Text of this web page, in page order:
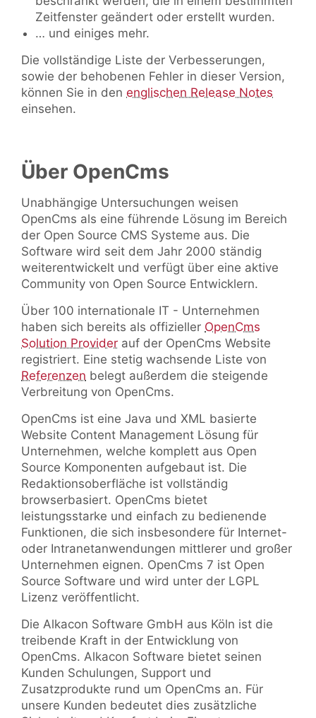
Zeitfenster geändert oder erstellt wurden.
… und einiges mehr.
Die vollständige Liste der Verbesserungen,
sowie der behobenen Fehler in dieser Version,
können Sie in den englischen Release Notes
einsehen.
Über OpenCms
Unabhängige Untersuchungen weisen
OpenCms als eine führende Lösung im Bereich
der Open Source CMS Systeme aus. Die
Software wird seit dem Jahr 2000 ständig
weiterentwickelt und verfügt über eine aktive
Community von Open Source Entwicklern.
Über 100 internationale IT - Unternehmen
haben sich bereits als offizieller OpenCms
Solution Provider auf der OpenCms Website
registriert. Eine stetig wachsende Liste von
Referenzen belegt außerdem die steigende
Verbreitung von OpenCms.
OpenCms ist eine Java und XML basierte
Website Content Management Lösung für
Unternehmen, welche komplett aus Open
Source Komponenten aufgebaut ist. Die
Redaktionsoberfläche ist vollständig
browserbasiert. OpenCms bietet
leistungsstarke und einfach zu bedienende
Funktionen, die sich insbesondere für Internet-
oder Intranetanwendungen mittlerer und großer
Unternehmen eignen. OpenCms 7 ist Open
Source Software und wird unter der LGPL
Lizenz veröffentlicht.
Die Alkacon Software GmbH aus Köln ist die
treibende Kraft in der Entwicklung von
OpenCms. Alkacon Software bietet seinen
Kunden Schulungen, Support und
Zusatzprodukte rund um OpenCms an. Für
unsere Kunden bedeutet dies zusätzliche